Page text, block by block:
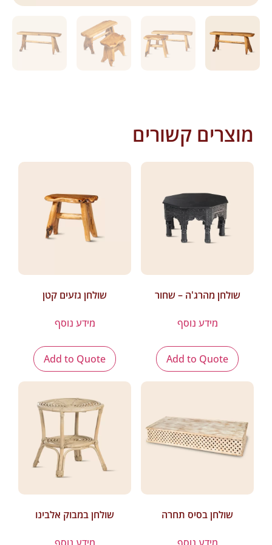
מוצרים קשורים
שולחן מהרג'ה – שחור
מידע נוסף
Add to Quote
שולחן גזעים קטן
מידע נוסף
Add to Quote
שולחן בסיס תחרה שולחן במבוק אלבינו